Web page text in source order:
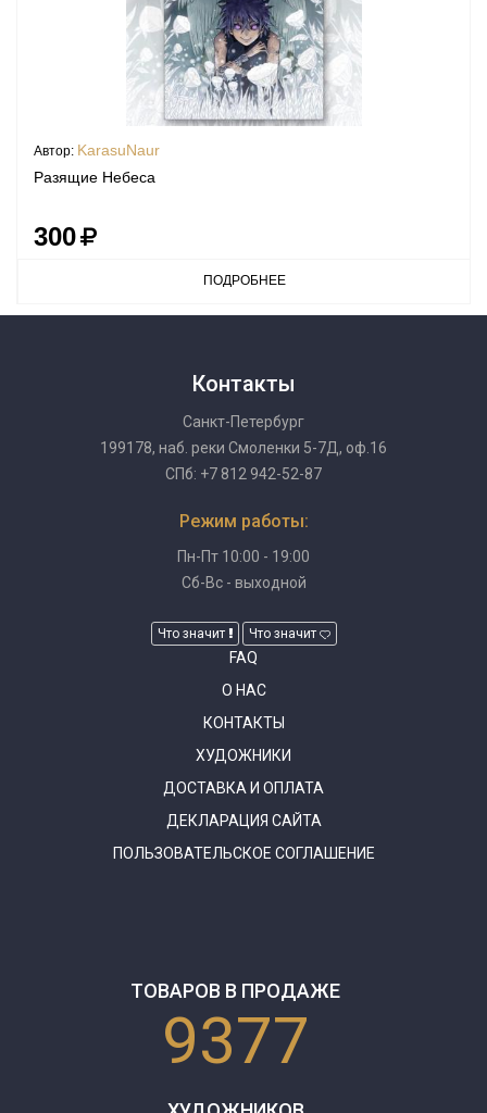
Автор: KarasuNaur
Разящие Небеса
300
ПОДРОБНЕЕ
Контакты
Санкт-Петербург
199178, наб. реки Смоленки 5-7Д, оф.16
СПб: +7 812 942-52-87
Режим работы:
Пн-Пт 10:00 - 19:00
Сб-Вс - выходной
Что значит Что значит
FAQ
О НАС
КОНТАКТЫ
ХУДОЖНИКИ
ДОСТАВКА И ОПЛАТА
ДЕКЛАРАЦИЯ САЙТА
ПОЛЬЗОВАТЕЛЬСКОЕ СОГЛАШЕНИЕ
ТОВАРОВ В ПРОДАЖЕ
9377